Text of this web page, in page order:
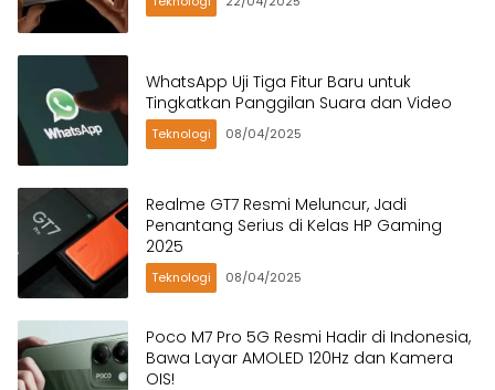
WhatsApp Uji Tiga Fitur Baru untuk
Tingkatkan Panggilan Suara dan Video
Teknologi 08/04/2025
Realme GT7 Resmi Meluncur, Jadi
Penantang Serius di Kelas HP Gaming
2025
Teknologi 08/04/2025
Poco M7 Pro 5G Resmi Hadir di Indonesia,
Bawa Layar AMOLED 120Hz dan Kamera
OIS!